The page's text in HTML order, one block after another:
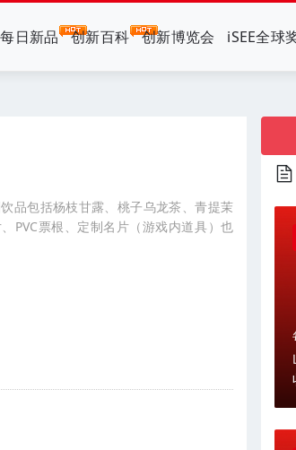
每日新品 创新百科 创新博览会 iSEE全球
品包括杨枝甘露、桃子乌龙茶、青提茉
PVC票根、定制名片（游戏内道具）也